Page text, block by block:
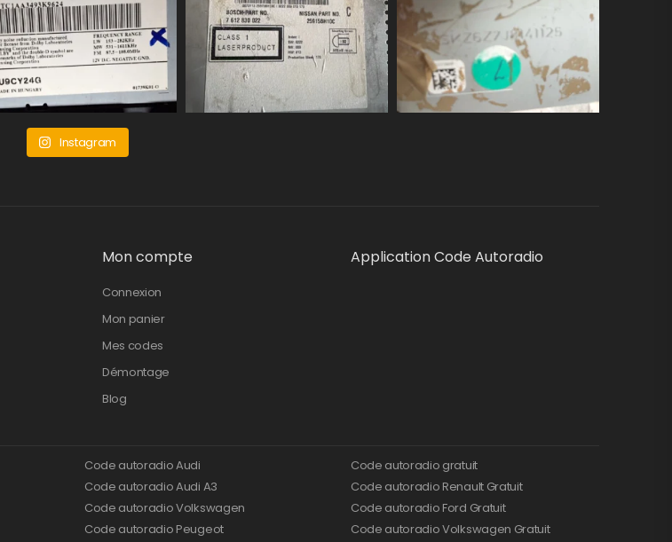
Instagram
Mon compte
Connexion
Mon panier
Mes codes
Démontage
Blog
Application Code Autoradio
Code autoradio Audi
Code autoradio Audi A3
Code autoradio Volkswagen
Code autoradio Peugeot
Code autoradio gratuit
Code autoradio Renault Gratuit
Code autoradio Ford Gratuit
Code autoradio Volkswagen Gratuit